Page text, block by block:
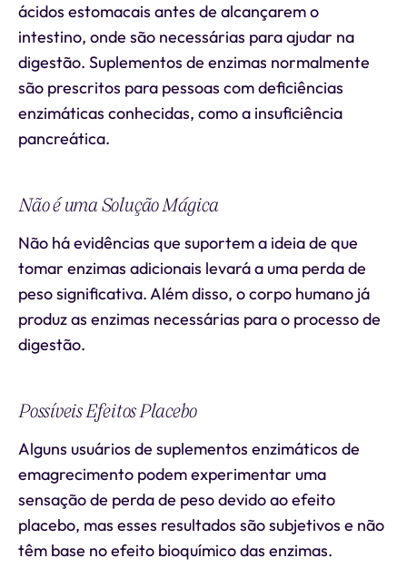
ácidos estomacais antes de alcançarem o
intestino, onde são necessárias para ajudar na
digestão. Suplementos de enzimas normalmente
são prescritos para pessoas com deficiências
enzimáticas conhecidas, como a insuficiência
pancreática.
Não é uma Solução Mágica
Não há evidências que suportem a ideia de que
tomar enzimas adicionais levará a uma perda de
peso significativa. Além disso, o corpo humano já
produz as enzimas necessárias para o processo de
digestão.
Possíveis Efeitos Placebo
Alguns usuários de suplementos enzimáticos de
emagrecimento podem experimentar uma
sensação de perda de peso devido ao efeito
placebo, mas esses resultados são subjetivos e não
têm base no efeito bioquímico das enzimas.